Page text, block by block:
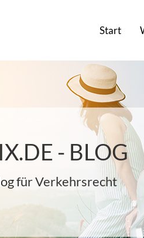
Start
- BLOG
für Verkehrsrecht